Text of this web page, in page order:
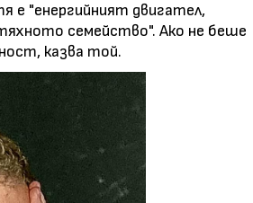
е "енергийният двигател,
семейство". Ако не беше
казва той.